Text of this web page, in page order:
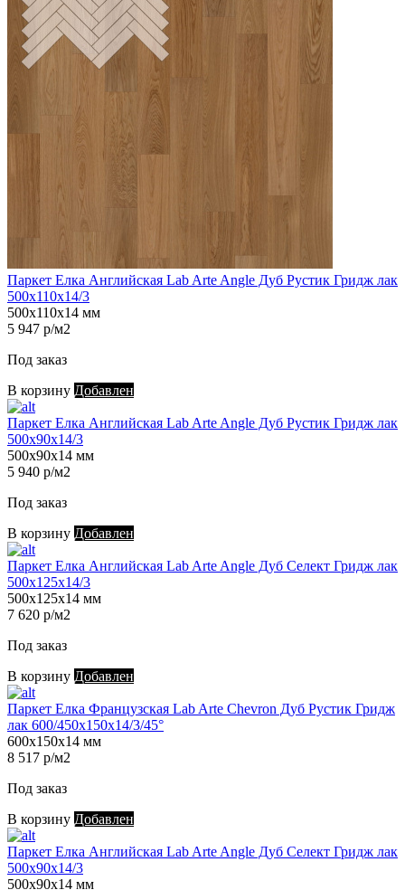
Паркет Елка Английская Lab Arte Angle Дуб Рустик Гридж лак
500х110х14/3
500х110х14 мм
5 947 р/м2
Под заказ
В корзину Добавлен
Паркет Елка Английская Lab Arte Angle Дуб Рустик Гридж лак
500х90х14/3
500х90х14 мм
5 940 р/м2
Под заказ
В корзину Добавлен
Паркет Елка Английская Lab Arte Angle Дуб Селект Гридж лак
500х125х14/3
500х125х14 мм
7 620 р/м2
Под заказ
В корзину Добавлен
Паркет Елка Французская Lab Arte Chevron Дуб Рустик Гридж
лак 600/450х150х14/3/45°
600х150х14 мм
8 517 р/м2
Под заказ
В корзину Добавлен
Паркет Елка Английская Lab Arte Angle Дуб Селект Гридж лак
500х90х14/3
500х90х14 мм